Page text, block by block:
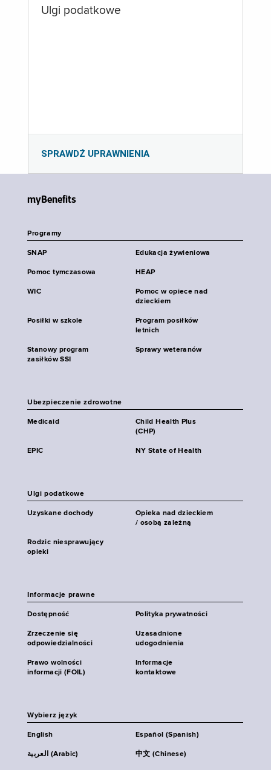
Ulgi podatkowe
SPRAWDŹ UPRAWNIENIA
myBenefits
Programy
SNAP Edukacja żywieniowa
Pomoc tymczasowa HEAP
WIC
Pomoc w opiece nad
dzieckiem
Posiłki w szkole
Program posiłków
letnich
Stanowy program
zasiłków SSI
Sprawy weteranów
Ubezpieczenie zdrowotne
Medicaid
Child Health Plus
(CHP)
EPIC NY State of Health
Ulgi podatkowe
Uzyskane dochody
Opieka nad dzieckiem
/ osobą zależną
Rodzic niesprawujący
opieki
Informacje prawne
Dostępność Polityka prywatności
Zrzeczenie się
odpowiedzialności
Uzasadnione
udogodnienia
Prawo wolności
informacji (FOIL)
Informacje
kontaktowe
Wybierz język
English Español (Spanish)
العربية (Arabic) 中文 (Chinese)